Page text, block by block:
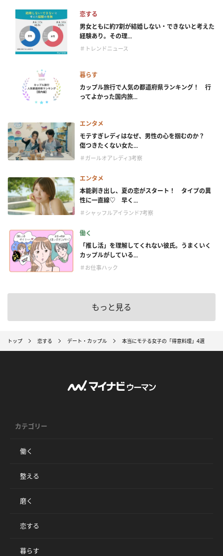
恋する
男女ともに約7割が結婚しない・できないと考えた
経験あり。その理...
＃トレンドニュース
暮らす
カップル旅行で人気の都道府県ランキング！ 行
ってよかった国内旅...
エンタメ
モテすぎレディはなぜ、男性の心を掴むのか？
傷つきたくない女た...
＃ガールオアレディ3考察
エンタメ
本能剥き出し、夏の恋がスタート！ タイプの異
性に一直線♡ 早く...
＃シャッフルアイランド7考察
働く
「推し活」を理解してくれない彼氏。うまくいく
カップルがしている...
＃お仕事ハック
もっと見る
トップ 恋する デート・カップル 本当にモテる女子の「得意料理」4選
カテゴリー
働く
整える
磨く
恋する
暮らす